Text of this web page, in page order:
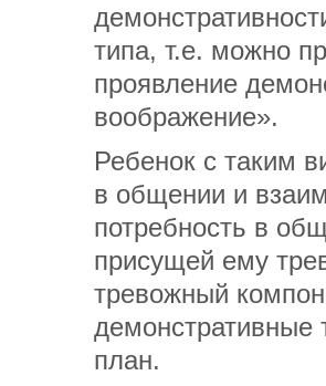
типа, т.е. можно
проявление
воображение».
Ребенок с таким
в общении и
потребность в
присущей ему
тревожный
демонстративные
план.